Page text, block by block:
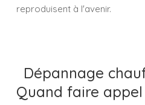
reproduisent à l'avenir.
Dépannage
Quand faire